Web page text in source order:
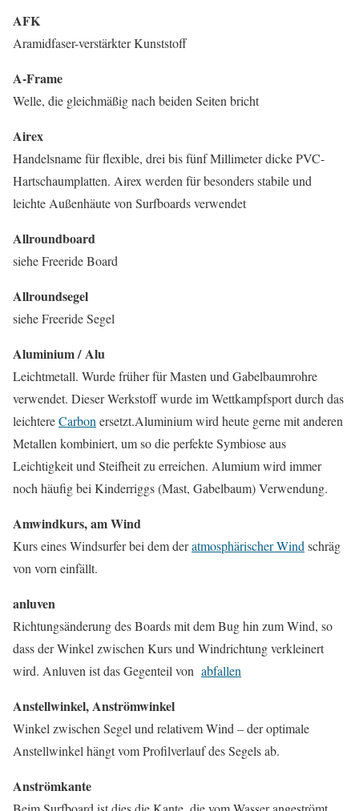
AFK
Aramidfaser-verstärkter Kunststoff
A-Frame
Welle, die gleichmäßig nach beiden Seiten bricht
Airex
Handelsname für flexible, drei bis fünf Millimeter dicke PVC-
Hartschaumplatten. Airex werden für besonders stabile und
leichte Außenhäute von Surfboards verwendet
Allroundboard
siehe Freeride Board
Allroundsegel
siehe Freeride Segel
Aluminium / Alu
Leichtmetall. Wurde früher für Masten und Gabelbaumrohre
verwendet. Dieser Werkstoff wurde im Wettkampfsport durch das
leichtereCarbon ersetzt.Aluminium wird heute gerne mit anderen
Metallen kombiniert, um so die perfekte Symbiose aus
Leichtigkeit und Steifheit zu erreichen. Alumium wird immer
noch häufig bei Kinderriggs (Mast, Gabelbaum) Verwendung.
Amwindkurs, am Wind
Kurs eines Windsurfer bei dem deratmosphärischer Wind schräg
von vorn einfällt.
anluven
Richtungsänderung des Boards mit dem Bug hin zum Wind, so
dass der Winkel zwischen Kurs und Windrichtung verkleinert
wird. Anluven ist das Gegenteil von abfallen
Anstellwinkel, Anströmwinkel
Winkel zwischen Segel und relativem Wind – der optimale
Anstellwinkel hängt vom Profilverlauf des Segels ab.
Anströmkante